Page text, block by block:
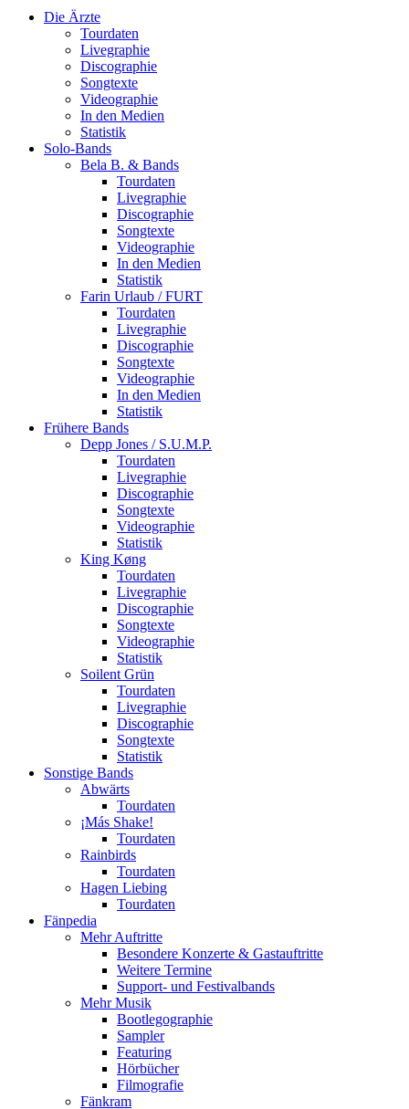
Die Ärzte
Tourdaten
Livegraphie
Discographie
Songtexte
Videographie
In den Medien
Statistik
Solo-Bands
Bela B. & Bands
Tourdaten
Livegraphie
Discographie
Songtexte
Videographie
In den Medien
Statistik
Farin Urlaub / FURT
Tourdaten
Livegraphie
Discographie
Songtexte
Videographie
In den Medien
Statistik
Frühere Bands
Depp Jones / S.U.M.P.
Tourdaten
Livegraphie
Discographie
Songtexte
Videographie
Statistik
King Køng
Tourdaten
Livegraphie
Discographie
Songtexte
Videographie
Statistik
Soilent Grün
Tourdaten
Livegraphie
Discographie
Songtexte
Statistik
Sonstige Bands
Abwärts
Tourdaten
¡Más Shake!
Tourdaten
Rainbirds
Tourdaten
Hagen Liebing
Tourdaten
Fänpedia
Mehr Auftritte
Besondere Konzerte & Gastauftritte
Weitere Termine
Support- und Festivalbands
Mehr Musik
Bootlegographie
Sampler
Featuring
Hörbücher
Filmografie
Fänkram